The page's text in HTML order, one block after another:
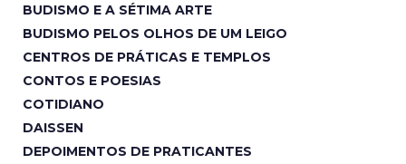
BUDISMO E A SÉTIMA ARTE
BUDISMO PELOS OLHOS DE UM LEIGO
CENTROS DE PRÁTICAS E TEMPLOS
CONTOS E POESIAS
COTIDIANO
DAISSEN
DEPOIMENTOS DE PRATICANTES